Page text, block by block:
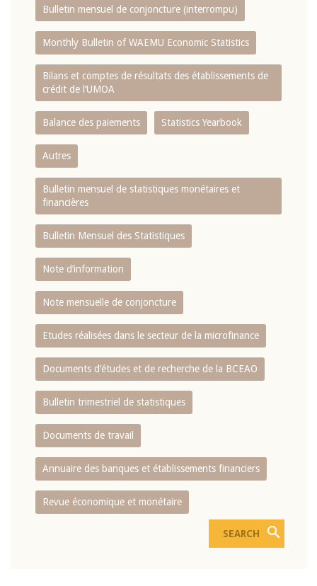
Bulletin mensuel de conjoncture (interrompu)
Monthly Bulletin of WAEMU Economic Statistics
Bilans et comptes de résultats des établissements de
crédit de l‘UMOA
Balance des paiements Statistics Yearbook
Autres
Bulletin mensuel de statistiques monétaires et
financières
Bulletin Mensuel des Statistiques
Note d’information
Note mensuelle de conjoncture
Etudes réalisées dans le secteur de la microfinance
Documents d’études et de recherche de la BCEAO
Bulletin trimestriel de statistiques
Documents de travail
Annuaire des banques et établissements financiers
Revue économique et monétaire